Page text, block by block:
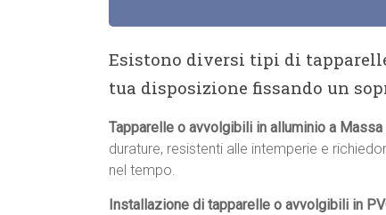
Esistono diversi tipi di
tua disposizione fissando un
Tapparelle o avvolgibili in alluminio a Massa
durature, resistenti alle intemperie e
nel tempo.
Installazione di tapparelle o avvolgibili in